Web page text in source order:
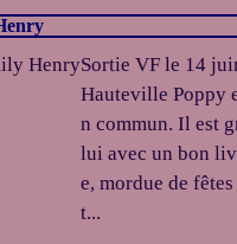
Sortie VF le 14
Hauteville Poppy
n commun. Il est
lui avec un bon
e, mordue de
t...